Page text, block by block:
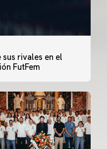
sus rivales en el
FutFem